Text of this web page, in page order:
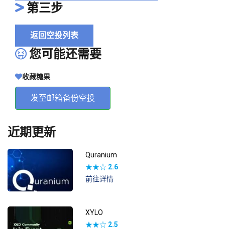
第三步
返回空投列表
您可能还需要
收藏糖果
发至邮箱备份空投
近期更新
Quranium
★★☆ 2.6
前往详情
XYLO
★★☆ 2.5